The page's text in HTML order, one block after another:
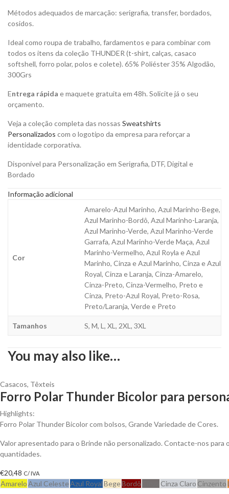
Métodos adequados de marcação: serigrafia, transfer, bordados,
cosidos.
Ideal como roupa de trabalho, fardamentos e para combinar com
todos os itens da coleção THUNDER (t-shirt, calças, casaco
softshell, forro polar, polos e colete). 65% Poliéster 35% Algodão,
300Grs
Entrega rápida e maquete gratuita em 48h. Solicite já o seu
orçamento.
Veja a coleção completa das nossas Sweatshirts
Personalizados com o logotipo da empresa para reforçar a
identidade corporativa.
Disponível para Personalização em Serigrafia, DTF, Digital e
Bordado
Informação adicional
Cor
Amarelo-Azul Marinho, Azul Marinho-Bege,
Azul Marinho-Bordô, Azul Marinho-Laranja,
Azul Marinho-Verde, Azul Marinho-Verde
Garrafa, Azul Marinho-Verde Maça, Azul
Marinho-Vermelho, Azul Royla e Azul
Marinho, Cinza e Azul Marinho, Cinza e Azul
Royal, Cinza e Laranja, Cinza-Amarelo,
Cinza-Preto, Cinza-Vermelho, Preto e
Cinza, Preto-Azul Royal, Preto-Rosa,
Preto/Laranja, Verde e Preto
Tamanhos S, M, L, XL, 2XL, 3XL
You may also like…
Casacos, Têxteis
Forro Polar Thunder Bicolor para
Highlights:
Forro Polar Thunder Bicolor com bolsos, Grande Variedade de Cores.
Valor apresentado para o Brinde não personalizado. Contacte-nos
quantidades.
€20,48 C/ IVA
AmareloAzul CelesteAzul RoyalBegeBordô Cinza Claro Cinzento